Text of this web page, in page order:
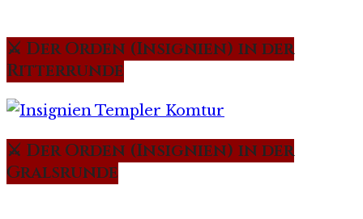
⚔️ Der Orden (Insignien) in der
Ritterrunde
⚔️ Der Orden (Insignien) in der
Gralsrunde